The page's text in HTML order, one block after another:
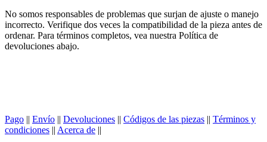
No somos responsables de problemas que surjan de ajuste o manejo
incorrecto. Verifique dos veces la compatibilidad de la pieza antes de
ordenar. Para términos completos, vea nuestra Política de
devoluciones abajo.
Pago || Envío || Devoluciones || Códigos de las piezas || Términos y
condiciones || Acerca de ||